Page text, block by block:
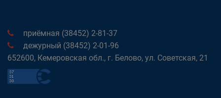
приёмная (38452) 2-81-37
дежурный (38452) 2-01-96
652600, Кемеровская обл., г. Белово, ул. Советская, 21